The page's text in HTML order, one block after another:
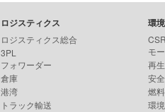
ロジスティクス
ロジスティクス総合
3PL
フォワーダー
倉庫
港湾
トラック輸送
環
CSR
モ
再
安全
燃料
環